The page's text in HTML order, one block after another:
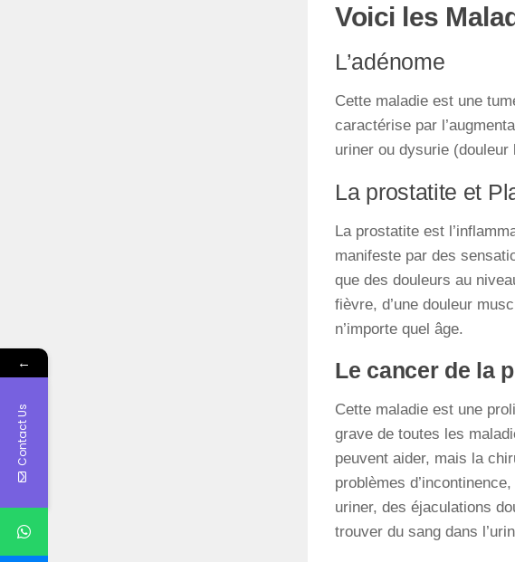
Voici les
L’adénome
Cette maladie est une
caractérise par
uriner ou dysurie
La prostatite et
La prostatite est
manifeste par des
que des douleurs au
fièvre, d’une douleur
n’importe quel âge.
Le cancer de la
Cette maladie est une
grave de toutes les
peuvent aider, mais la
problèmes
uriner, des éjaculations
trouver du sang dans
←
Contact Us